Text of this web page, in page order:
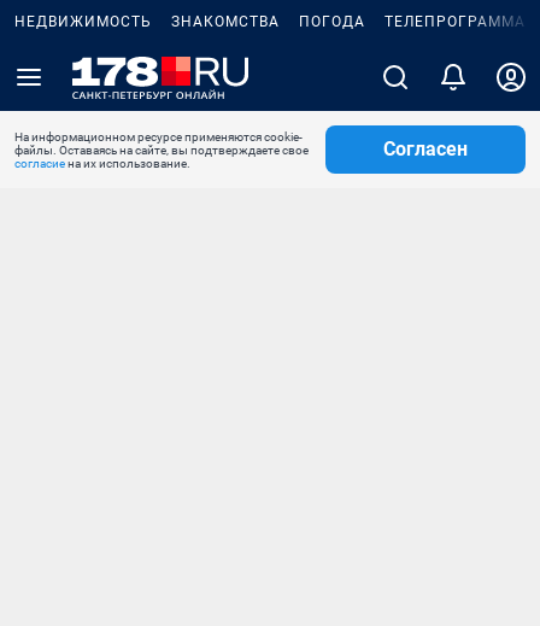
НЕДВИЖИМОСТЬ ЗНАКОМСТВА ПОГОДА ТЕЛЕПРОГРАММА
На информационном ресурсе применяются cookie-
файлы. Оставаясь на сайте, вы подтверждаете свое
согласиена их использование.
Согласен